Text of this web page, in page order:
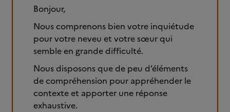
Bonjour,
Nous comprenons bien votre inquiétude
pour votre neveu et votre sœur qui
semble en grande difficulté.
Nous disposons que de peu d’éléments
de compréhension pour appréhender le
contexte et apporter une réponse
exhaustive.